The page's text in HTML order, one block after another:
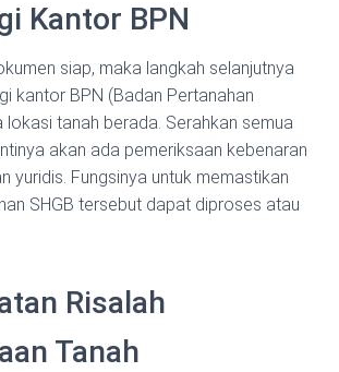
Kantor BPN
siap, maka langkah selanjutnya
kantor BPN (Badan Pertanahan
lokasi tanah berada. Serahkan semua
akan ada pemeriksaan kebenaran
yuridis. Fungsinya untuk memastikan
SHGB tersebut dapat diproses atau
Risalah
Tanah